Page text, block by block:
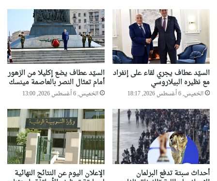
السيّد عطاف يجري لقاء على إنفراد
مع نظيره البيلاروسي
الخميس, 6 أغسطس 2026, 18:17
السيّد عطاف يضع إكليلا من الزهور
أمام تمثال النصر بالعاصمة مينسك
الخميس, 6 أغسطس 2026, 13:00
أحداث سبتة تدفع البرلمان الإعلان اليوم عن النتائج النهائية